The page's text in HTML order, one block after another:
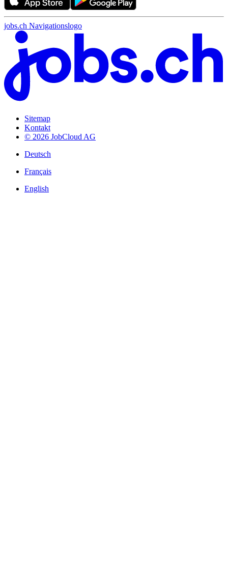
jobs.ch Navigationslogo
Sitemap
Kontakt
© 2026 JobCloud AG
Deutsch
Français
English